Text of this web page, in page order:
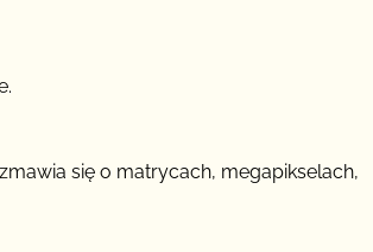
się o matrycach, megapikselach,